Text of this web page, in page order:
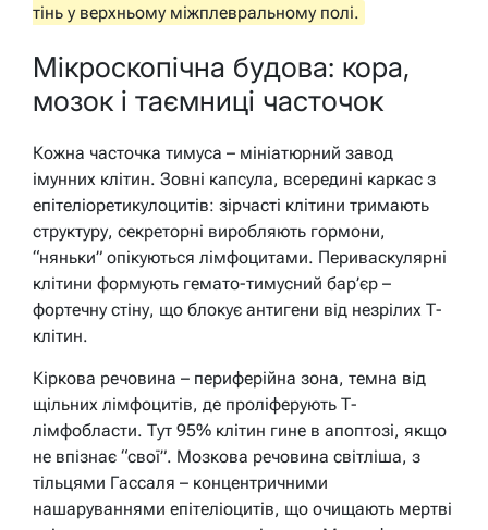
тінь у верхньому міжплевральному полі.
Мікроскопічна будова: кора,
мозок і таємниці часточок
Кожна часточка тимуса – мініатюрний завод
імунних клітин. Зовні капсула, всередині каркас з
епітеліоретикулоцитів: зірчасті клітини тримають
структуру, секреторні виробляють гормони,
“няньки” опікуються лімфоцитами. Периваскулярні
клітини формують гемато-тимусний бар’єр –
фортечну стіну, що блокує антигени від незрілих Т-
клітин.
Кіркова речовина – периферійна зона, темна від
щільних лімфоцитів, де проліферують Т-
лімфобласти. Тут 95% клітин гине в апоптозі, якщо
не впізнає “свої”. Мозкова речовина світліша, з
тільцями Гассаля – концентричними
нашаруваннями епітеліоцитів, що очищають мертві